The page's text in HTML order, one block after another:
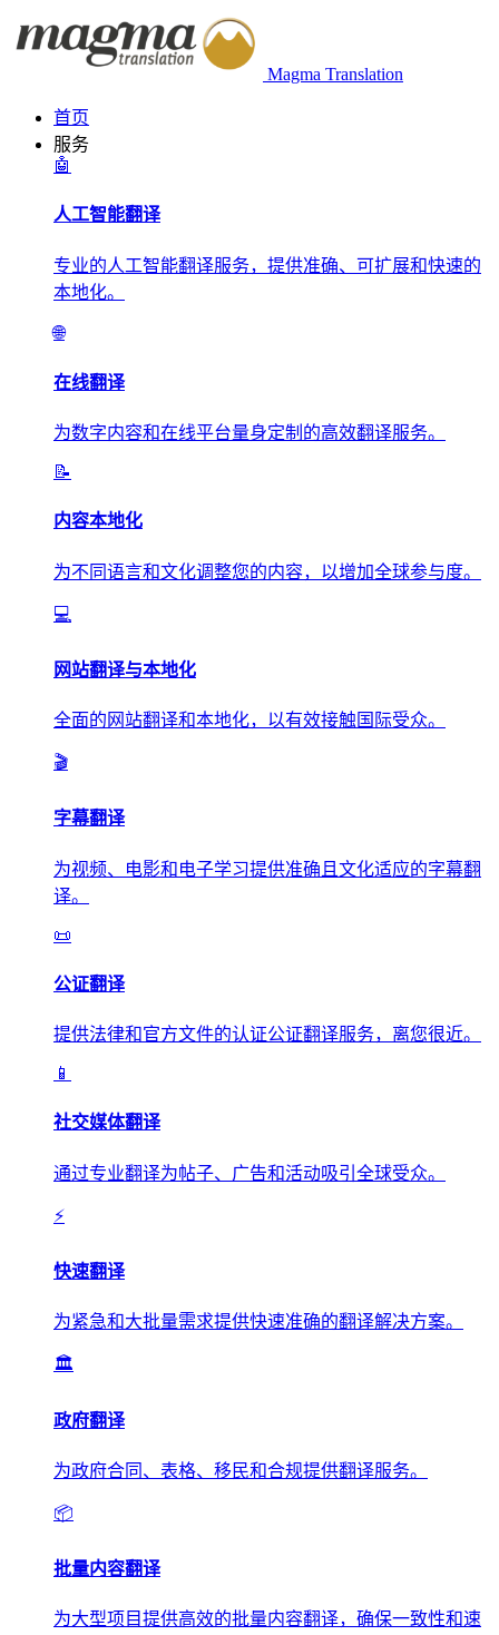
Magma Translation
首页
服务
🤖
人工智能翻译
专业的人工智能翻译服务，提供准确、可扩展和快速的
本地化。
🌐
在线翻译
为数字内容和在线平台量身定制的高效翻译服务。
📝
内容本地化
为不同语言和文化调整您的内容，以增加全球参与度。
💻
网站翻译与本地化
全面的网站翻译和本地化，以有效接触国际受众。
🎬
字幕翻译
为视频、电影和电子学习提供准确且文化适应的字幕翻
译。
📜
公证翻译
提供法律和官方文件的认证公证翻译服务，离您很近。
📱
社交媒体翻译
通过专业翻译为帖子、广告和活动吸引全球受众。
⚡
快速翻译
为紧急和大批量需求提供快速准确的翻译解决方案。
🏛️
政府翻译
为政府合同、表格、移民和合规提供翻译服务。
📦
批量内容翻译
为大型项目提供高效的批量内容翻译，确保一致性和速